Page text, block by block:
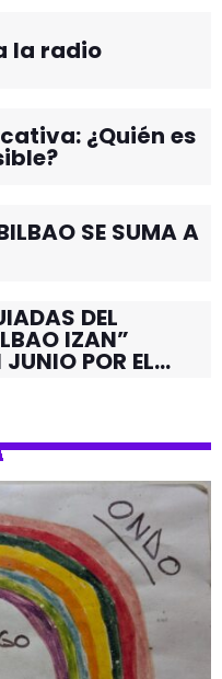
la radio
¿Quién es
SE SUMA A
DEL
IZAN”
POR EL